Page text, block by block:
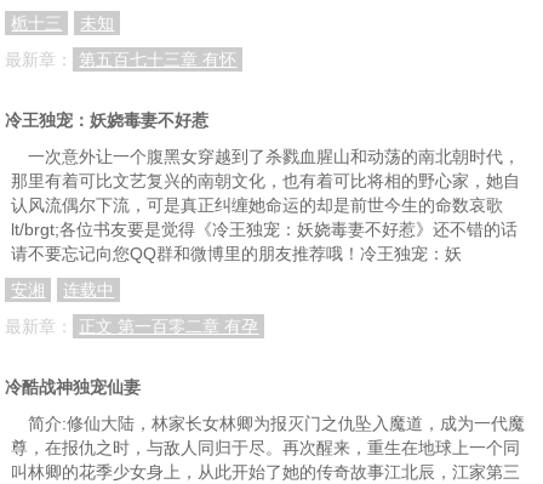
第七十九章 塞外绝恋跨种族
栀十三
未知
最新章：
第五百七十三章 有怀
冷王独宠：妖娆毒妻不好惹
一次意外让一个腹黑女穿越到了杀戮血腥山和动荡的南北朝时代，
那里有着可比文艺复兴的南朝文化，也有着可比将相的野心家，她自
认风流偶尔下流，可是真正纠缠她命运的却是前世今生的命数哀歌
lt/brgt;各位书友要是觉得《冷王独宠：妖娆毒妻不好惹》还不错的话
请不要忘记向您QQ群和微博里的朋友推荐哦！冷王独宠：妖
安湘
连载中
最新章：
正文 第一百零二章 有孕
冷酷战神独宠仙妻
简介:修仙大陆，林家长女林卿为报灭门之仇坠入魔道，成为一代魔
尊，在报仇之时，与敌人同归于尽。再次醒来，重生在地球上一个同
叫林卿的花季少女身上，从此开始了她的传奇故事江北辰，江家第三